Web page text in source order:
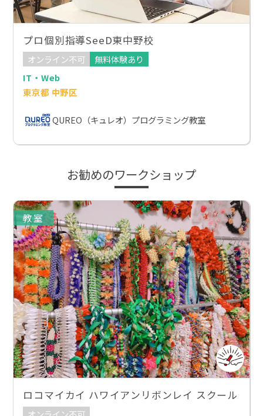
プロ個別指導SeeD東中野校
オンライン不可
無料体験あり
IT・Web
東京都 中野区
QUREO（キュレオ）プログラミング教室
お勧めのワークショップ
教室
ロコマイカイ ハワイアンリボンレイ スクール